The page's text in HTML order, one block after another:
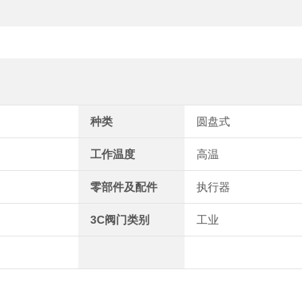
种类 圆盘式
工作温度 高温
零部件及配件 执行器
3C阀门类别 工业